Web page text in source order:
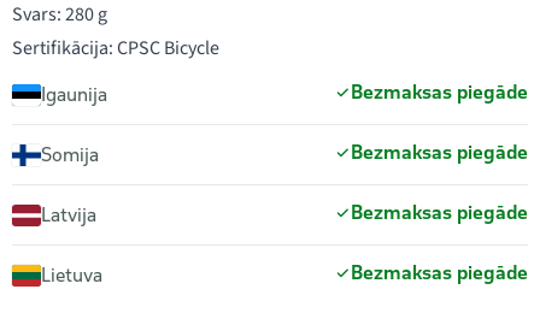
Svars: 280 g
Sertifikācija: CPSC Bicycle
Igaunija Bezmaksas piegāde
Somija Bezmaksas piegāde
Latvija Bezmaksas piegāde
Lietuva Bezmaksas piegāde